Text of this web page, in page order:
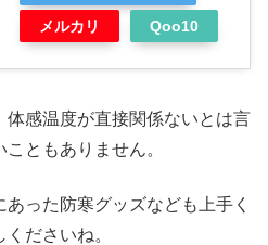
メルカリ Qoo10
体感温度が直接関係ないとは言
ともありません。
った防寒グッズなども上手く
ださいね。